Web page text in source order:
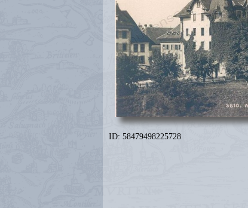
ID: 58479498225728